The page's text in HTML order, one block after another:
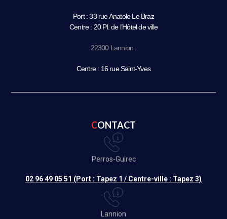
Port : 33 rue Anatole Le Braz
Centre : 20 Pl. de l’Hôtel de ville
22300 Lannion :
Centre : 16 rue Saint-Yves
CONTACT
Perros-Guirec
02 96 49 05 51 (Port : Tapez 1 / Centre-ville : Tapez 3)
Lannion